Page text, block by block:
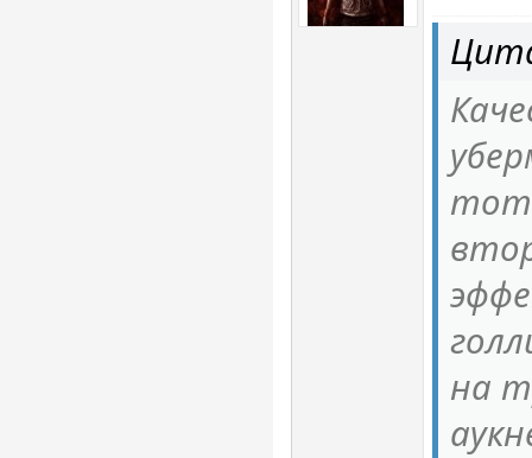
тот
на